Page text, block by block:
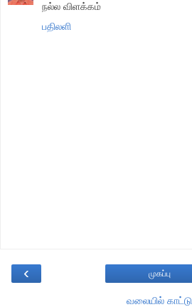
நல்ல விளக்கம்
பதிலளி
‹ முகப்பு
வலையில் காட்டு